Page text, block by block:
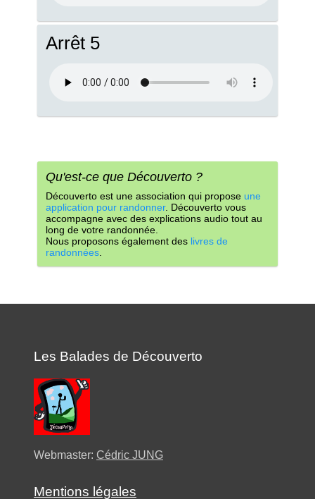
Arrêt 5
Qu'est-ce que Découverto ?
Découverto est une association qui propose une
application pour randonner. Découverto vous
accompagne avec des explications audio tout au
long de votre randonnée.
Nous proposons également des livres de
randonnées
Les Balades de Découverto
Webmaster: Cédric JUNG
Mentions légales